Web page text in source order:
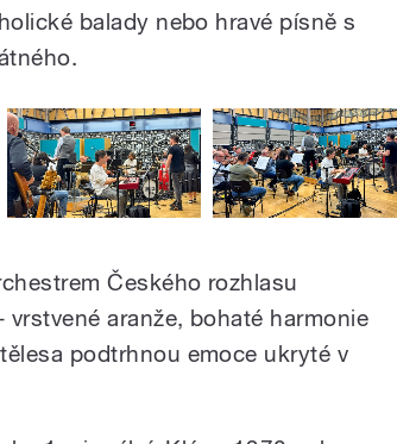
balady nebo hravé písně s
Českého rozhlasu
aranže, bohaté harmonie
podtrhnou emoce ukryté v